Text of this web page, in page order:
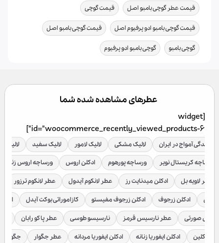
قیمت عطر گوچی بامبو اصل , قیمت گوچی ,
قیمت گوچی بامبو ادو پرفیوم اصل , قیمت گوچی بامبو اصل ,
گوچی بامبو , گوچی بامبو ادو پرفیوم
عطرهای مشاهده شده شما
[widget
id="woocommerce_recently_viewed_products-6"]
نمایندگی آمواج در ایران لالیک مشکی لالیک لامور لالیک سفید لالیک
ورساچه کریستال نویر ورساچه پورهوم ادکلن اروس ورساچه اروس زنانه
عطر لاویه بل ادکلن میدنایت رز عطر لانکوم آیدول عطر لانکوم ترزور
ادکلن زرجوف ادکلن زرجوف مفیستو کازاموراتی بوکت آیدل
صورتی عطر نارسیس قرمز نارسیسو طوسی عطر پاکو رابان
کلین ادکلن ایفوریا زنانه ادکلن ایفوریا مردانه عطر جگوار جگوار